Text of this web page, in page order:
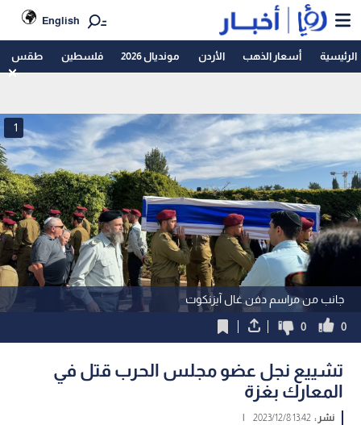
English
الرئيسية أسعار الذهب الأردن مونديال 2026 فلسطين طقس
جانب من مراسم دفن غال آيزنكوت
1
0
0
تشييع نجل عضو مجلس الحرب قتل في
المعارك بغزة
نشر :13:42 2023/12/8
|